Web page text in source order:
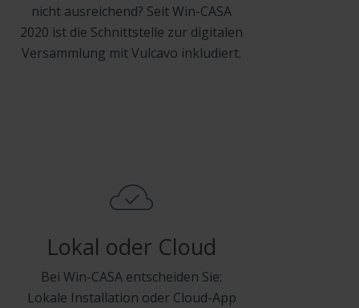
nicht ausreichend? Seit Win-CASA
2020 ist die Schnittstelle zur digitalen
Versammlung mit Vulcavo inkludiert.
Lokal oder Cloud
Bei Win-CASA entscheiden Sie:
Lokale Installation oder Cloud-App